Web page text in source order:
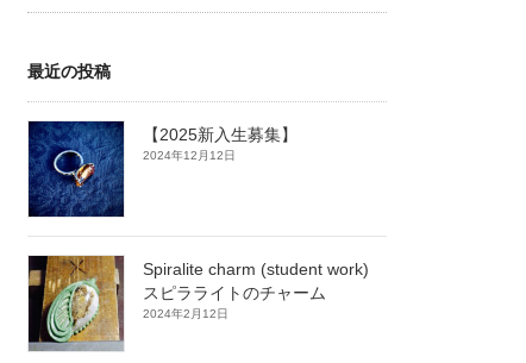
最近の投稿
【2025新入生募集】
2024年12月12日
Spiralite charm (student work)
スピラライトのチャーム
2024年2月12日